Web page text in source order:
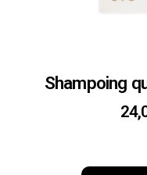
Shampoing